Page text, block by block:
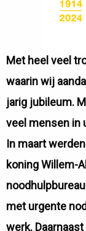
Met heel veel
waarin wij
jarig jubileum.
veel mensen in
In maart
koning Willem-
met urgente
werk.